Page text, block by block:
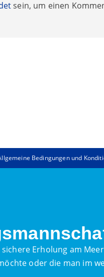
sein, um einen
Bedingungen und
Erholung am
oder die man im